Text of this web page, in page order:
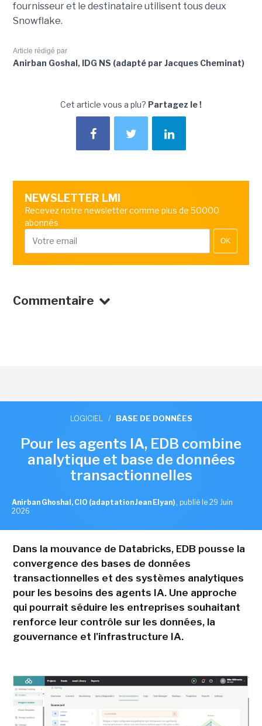
fournisseur et le destinataire utilisent tous deux
Snowflake.
Article rédigé par
Anirban Goshal, IDG NS (adapté par Jacques Cheminat)
Cet article vous a plu? Partagez le !
NEWSLETTER LMI
Recevez notre newsletter comme plus de 50000
abonnés
OK
Commentaire
LOGICIEL / BASE DE DONNÉES
Pour les agents IA, EDB combine
analytique et base de données
transactionnelles
Anirban Ghoshal, CIO (adaptation Jean Elyan) , publié le 29 Juin
2026
Dans la mouvance de Databricks, EDB pousse la
convergence des bases de données
transactionnelles et des systèmes analytiques
pour les besoins des agents IA. Une approche
qui pourrait séduire les entreprises souhaitant
renforce leur contrôle sur les données, la
gouvernance et l'infrastructure IA.